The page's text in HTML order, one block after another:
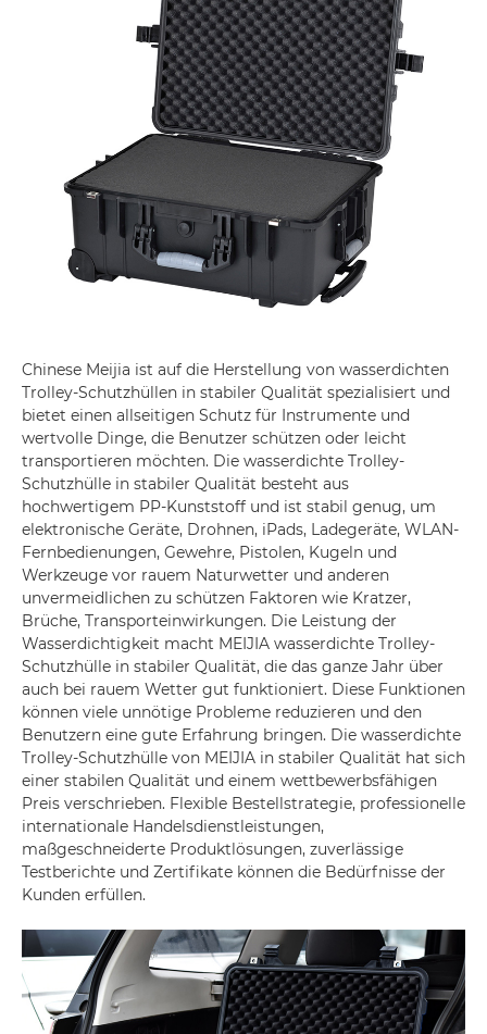
Chinese Meijia ist auf die Herstellung von wasserdichten
Trolley-Schutzhüllen in stabiler Qualität spezialisiert und
bietet einen allseitigen Schutz für Instrumente und
wertvolle Dinge, die Benutzer schützen oder leicht
transportieren möchten. Die wasserdichte Trolley-
Schutzhülle in stabiler Qualität besteht aus
hochwertigem PP-Kunststoff und ist stabil genug, um
elektronische Geräte, Drohnen, iPads, Ladegeräte, WLAN-
Fernbedienungen, Gewehre, Pistolen, Kugeln und
Werkzeuge vor rauem Naturwetter und anderen
unvermeidlichen zu schützen Faktoren wie Kratzer,
Brüche, Transporteinwirkungen. Die Leistung der
Wasserdichtigkeit macht MEIJIA wasserdichte Trolley-
Schutzhülle in stabiler Qualität, die das ganze Jahr über
auch bei rauem Wetter gut funktioniert. Diese Funktionen
können viele unnötige Probleme reduzieren und den
Benutzern eine gute Erfahrung bringen. Die wasserdichte
Trolley-Schutzhülle von MEIJIA in stabiler Qualität hat sich
einer stabilen Qualität und einem wettbewerbsfähigen
Preis verschrieben. Flexible Bestellstrategie, professionelle
internationale Handelsdienstleistungen,
maßgeschneiderte Produktlösungen, zuverlässige
Testberichte und Zertifikate können die Bedürfnisse der
Kunden erfüllen.